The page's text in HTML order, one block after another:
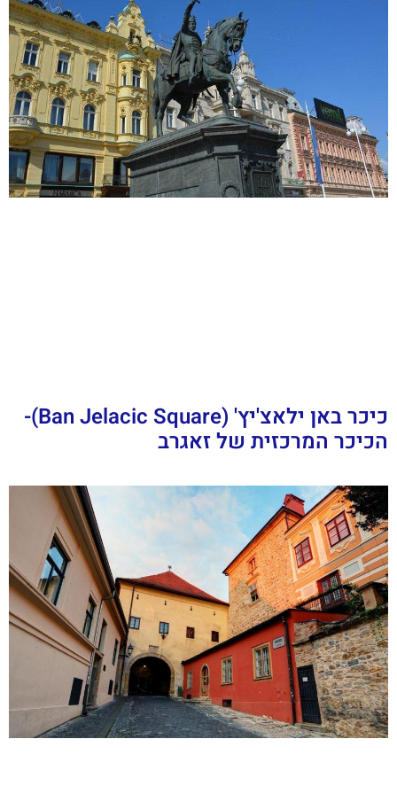
כיכר באן ילאצ'יץ' (Ban Jelacic Square)-
הכיכר המרכזית של זאגרב